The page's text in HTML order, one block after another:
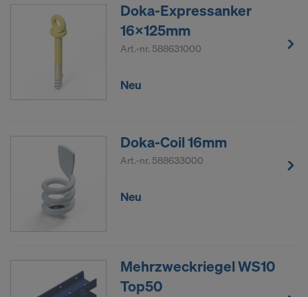
Doka-Expressanker
16x125mm
Art.-nr. 588631000
Neu
Doka-Coil 16mm
Art.-nr. 588633000
Neu
Mehrzweckriegel WS10
Top50